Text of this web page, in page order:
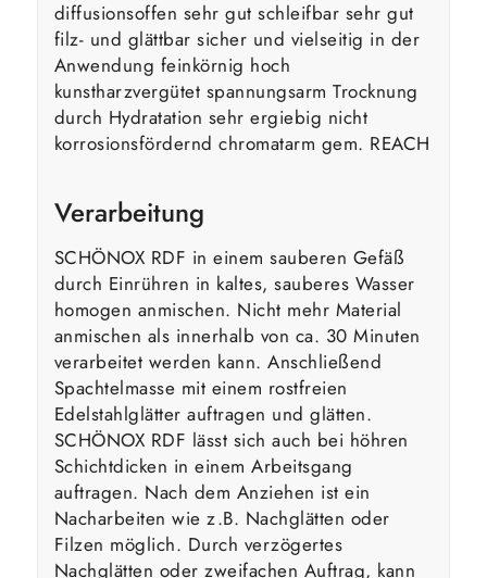
diffusionsoffen sehr gut schleifbar sehr gut
filz- und glättbar sicher und vielseitig in der
Anwendung feinkörnig hoch
kunstharzvergütet spannungsarm Trocknung
durch Hydratation sehr ergiebig nicht
korrosionsfördernd chromatarm gem. REACH
Verarbeitung
SCHÖNOX RDF in einem sauberen Gefäß
durch Einrühren in kaltes, sauberes Wasser
homogen anmischen. Nicht mehr Material
anmischen als innerhalb von ca. 30 Minuten
verarbeitet werden kann. Anschließend
Spachtelmasse mit einem rostfreien
Edelstahlglätter auftragen und glätten.
SCHÖNOX RDF lässt sich auch bei höhren
Schichtdicken in einem Arbeitsgang
auftragen. Nach dem Anziehen ist ein
Nacharbeiten wie z.B. Nachglätten oder
Filzen möglich. Durch verzögertes
Nachglätten oder zweifachen Auftrag, kann